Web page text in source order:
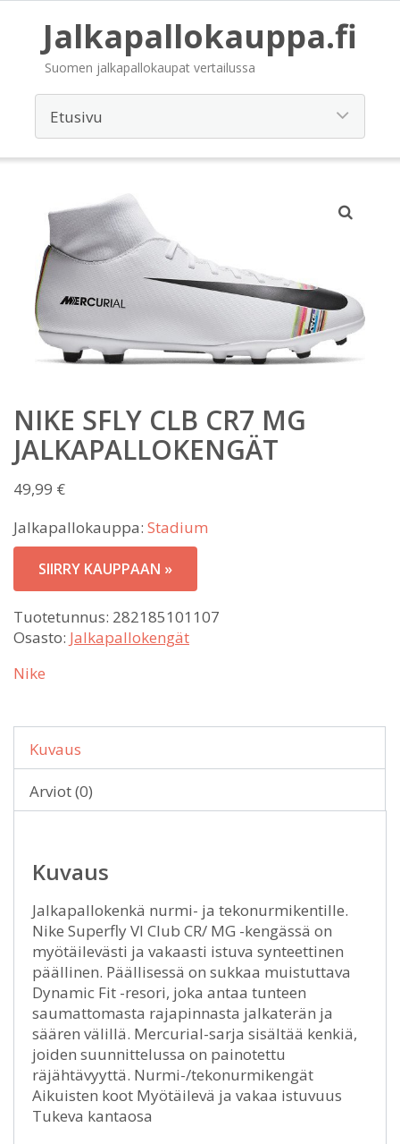
Jalkapallokauppa.fi
Suomen jalkapallokaupat vertailussa
NIKE SFLY CLB CR7 MG
JALKAPALLOKENGÄT
49,99 €
Jalkapallokauppa: Stadium
SIIRRY KAUPPAAN »
Tuotetunnus: 282185101107
Osasto: Jalkapallokengät
Nike
Kuvaus
Arviot (0)
Kuvaus
Jalkapallokenkä nurmi- ja tekonurmikentille.
Nike Superfly VI Club CR/ MG -kengässä on
myötäilevästi ja vakaasti istuva synteettinen
päällinen. Päällisessä on sukkaa muistuttava
Dynamic Fit -resori, joka antaa tunteen
saumattomasta rajapinnasta jalkaterän ja
säären välillä. Mercurial-sarja sisältää kenkiä,
joiden suunnittelussa on painotettu
räjähtävyyttä. Nurmi-/tekonurmikengät
Aikuisten koot Myötäilevä ja vakaa istuvuus
Tukeva kantaosa